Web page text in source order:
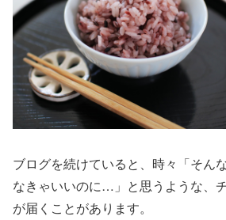
ブログを続けていると、時々「そん
なきゃいいのに…」と思うような、
が届くことがあります。